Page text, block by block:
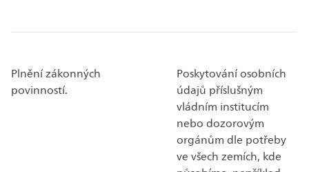
Plnění zákonných
povinností.
Poskytování osobních
údajů příslušným
vládním institucím
nebo dozorovým
orgánům dle potřeby
ve všech zemích, kde